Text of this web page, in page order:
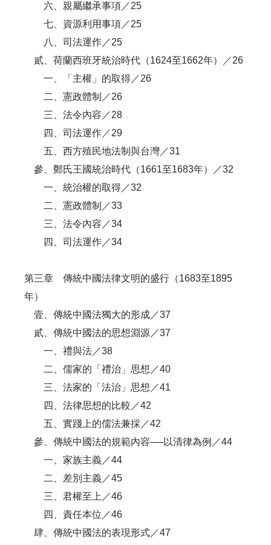
六、親屬繼承事項／25
七、資源利用事項／25
八、司法運作／25
貳、荷蘭西班牙統治時代（1624至1662年）／26
一、「主權」的取得／26
二、憲政體制／26
三、法令內容／28
四、司法運作／29
五、西方殖民地法制與台灣／31
參、鄭氏王國統治時代（1661至1683年）／32
一、統治權的取得／32
二、憲政體制／33
三、法令內容／34
四、司法運作／34
第三章 傳統中國法律文明的盛行（1683至1895
年）
壹、傳統中國法獨大的形成／37
貳、傳統中國法的思想淵源／37
一、禮與法／38
二、儒家的「禮治」思想／40
三、法家的「法治」思想／41
四、法律思想的比較／42
五、實踐上的儒法兼採／42
參、傳統中國法的規範內容──以清律為例／44
一、家族主義／44
二、差別主義／45
三、君權至上／46
四、責任本位／46
肆、傳統中國法的表現形式／47